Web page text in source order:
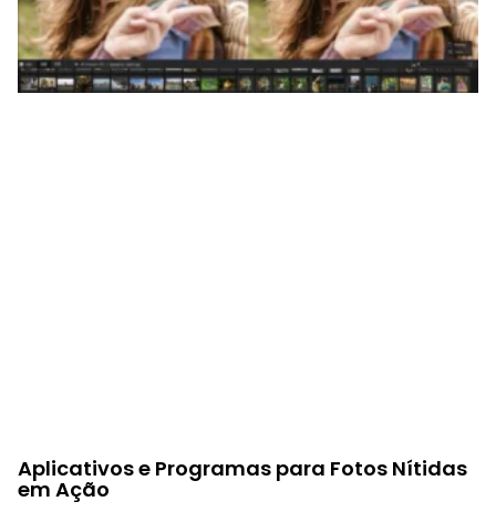
Aplicativos e Programas para Fotos Nítidas
em Ação